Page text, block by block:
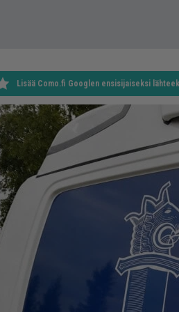
Lisää Como.fi Googlen ensisijaiseksi